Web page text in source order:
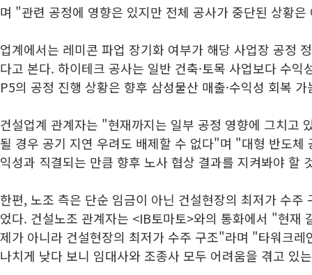
며 "관련 공정에 영향은 있지만 전체 공사가 중단된 상황
업계에서는 레미콘 파업 장기화 여부가 해당 사업장 공정
다고 본다. 하이테크 공사는 일반 건축·토목 사업보다 수익
P5의 공정 진행 상황은 향후 삼성물산 매출·수익성 회복
건설업계 관계자는 "현재까지는 일부 공정 영향에 그치고
될 경우 공기 지연 우려도 배제할 수 없다"며 "대형 반도체
익성과 직결되는 만큼 향후 노사 협상 결과를 지켜봐야 할
한편, 노조 측은 단순 임금이 아닌 건설현장의 최저가 수주
었다. 건설노조 관계자는 <IB토마토>와의 통화에서 "현재
제가 아니라 건설현장의 최저가 수주 구조"라며 "타워크레
나치게 낮다 보니 임대사와 조종사 모두 어려움을 겪고 있